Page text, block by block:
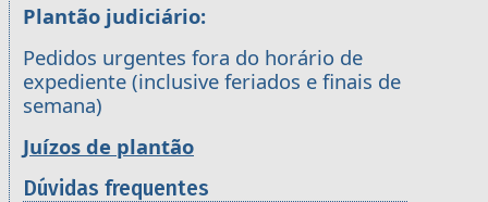
Plantão judiciário:
Pedidos urgentes fora do horário de
expediente (inclusive feriados e finais de
semana)
Juízos de plantão
Dúvidas frequentes